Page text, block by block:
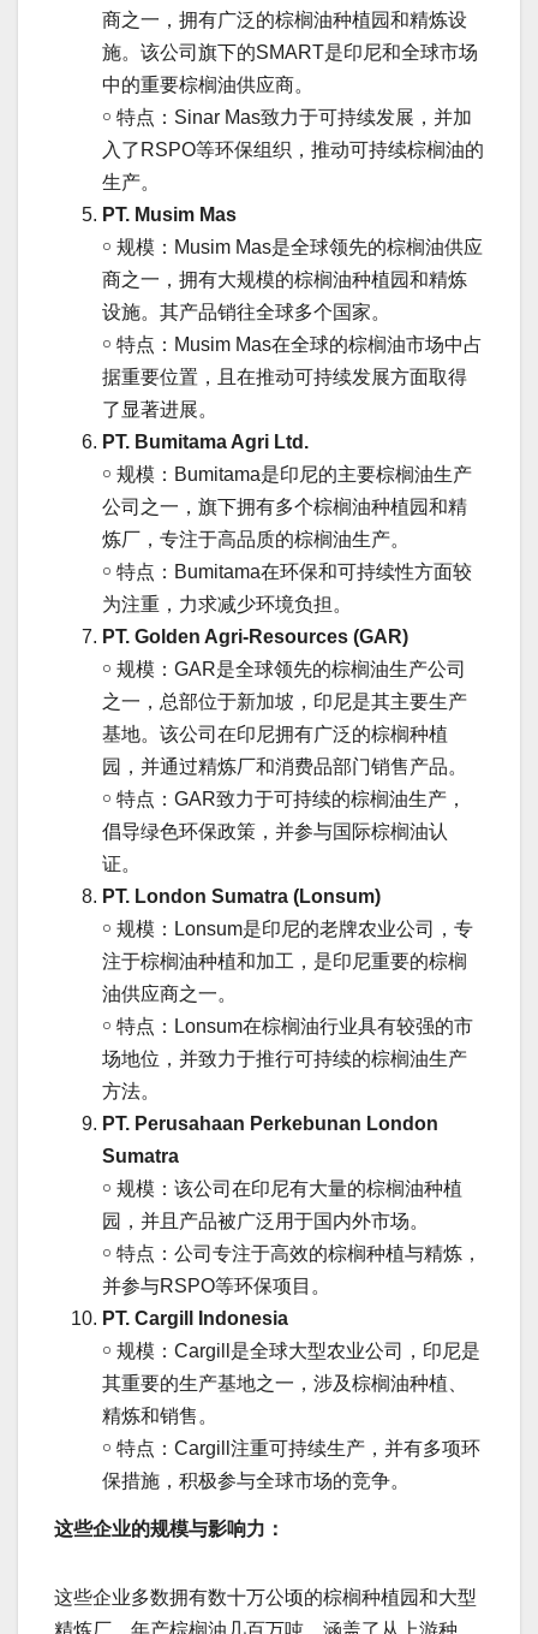
商之一，拥有广泛的棕榈油种植园和精炼设
施。该公司旗下的SMART是印尼和全球市场
中的重要棕榈油供应商。
￮ 特点：Sinar Mas致力于可持续发展，并加
入了RSPO等环保组织，推动可持续棕榈油的
生产。
PT. Musim Mas
￮ 规模：Musim Mas是全球领先的棕榈油供应
商之一，拥有大规模的棕榈油种植园和精炼
设施。其产品销往全球多个国家。
￮ 特点：Musim Mas在全球的棕榈油市场中占
据重要位置，且在推动可持续发展方面取得
了显著进展。
PT. Bumitama Agri Ltd.
￮ 规模：Bumitama是印尼的主要棕榈油生产
公司之一，旗下拥有多个棕榈油种植园和精
炼厂，专注于高品质的棕榈油生产。
￮ 特点：Bumitama在环保和可持续性方面较
为注重，力求减少环境负担。
PT. Golden Agri-Resources (GAR)
￮ 规模：GAR是全球领先的棕榈油生产公司
之一，总部位于新加坡，印尼是其主要生产
基地。该公司在印尼拥有广泛的棕榈种植
园，并通过精炼厂和消费品部门销售产品。
￮ 特点：GAR致力于可持续的棕榈油生产，
倡导绿色环保政策，并参与国际棕榈油认
证。
PT. London Sumatra (Lonsum)
￮ 规模：Lonsum是印尼的老牌农业公司，专
注于棕榈油种植和加工，是印尼重要的棕榈
油供应商之一。
￮ 特点：Lonsum在棕榈油行业具有较强的市
场地位，并致力于推行可持续的棕榈油生产
方法。
PT. Perusahaan Perkebunan London
Sumatra
￮ 规模：该公司在印尼有大量的棕榈油种植
园，并且产品被广泛用于国内外市场。
￮ 特点：公司专注于高效的棕榈种植与精炼，
并参与RSPO等环保项目。
PT. Cargill Indonesia
￮ 规模：Cargill是全球大型农业公司，印尼是
其重要的生产基地之一，涉及棕榈油种植、
精炼和销售。
￮ 特点：Cargill注重可持续生产，并有多项环
保措施，积极参与全球市场的竞争。
这些企业的规模与影响力：
这些企业多数拥有数十万公顷的棕榈种植园和大型
精炼厂，年产棕榈油几百万吨，涵盖了从上游种